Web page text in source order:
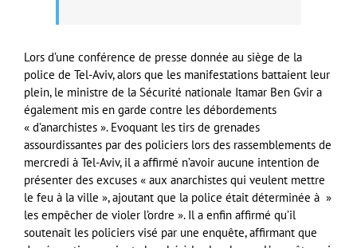
Lors d’une conférence de presse donnée au siège de la
police de Tel-Aviv, alors que les manifestations battaient leur
plein, le ministre de la Sécurité nationale Itamar Ben Gvir a
également mis en garde contre les débordements
« d’anarchistes ». Evoquant les tirs de grenades
assourdissantes par des policiers lors des rassemblements de
mercredi à Tel-Aviv, il a affirmé n’avoir aucune intention de
présenter des excuses « aux anarchistes qui veulent mettre
le feu à la ville », ajoutant que la police était déterminée à »
les empêcher de violer l’ordre ». Il a enfin affirmé qu’il
soutenait les policiers visé par une enquête, affirmant que